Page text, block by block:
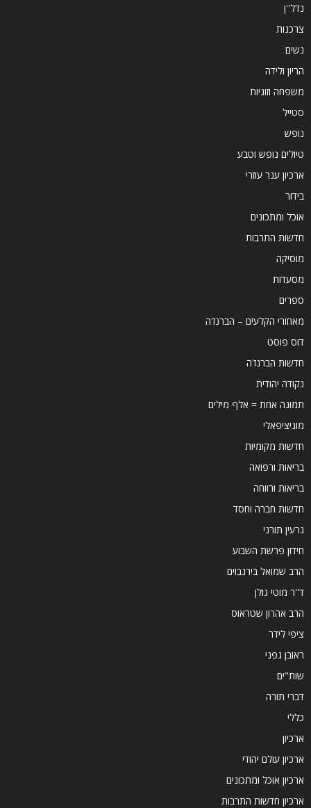
נדל''ן
צרכנות
נשים
הריון ולידה
משפחה וזוגיות
סטייל
נופש
טיולים נופש וטבע
ארכיון ענר עוזרי
בידור
אוכל ומתכונים
חדשות התרבות
מוסיקה
מסעדות
ספרים
מאחורי הקלעים – הברנז'ה
דוס פוסט
חדשות הברנז'ה
נקודה יהודית
תמונה אחת = אלף מילים
מוניציפאלי
חדשות מקומיות
בריאות ורפואה
בריאות ורווחה
חדשות חברה וחסד
גרעין תורני
חידון פרשת השבוע
הרב שמואל בירנבוים
ד''ר מוטי גולן
הרב אהרון שטראוס
ציפי לידר
ראובן גפני
שות"ים
דברי תורה
כללי
ארכיון
ארכיון עולם יהודי
ארכיון אוכל ומתכונים
ארכיון חדשות התרבות